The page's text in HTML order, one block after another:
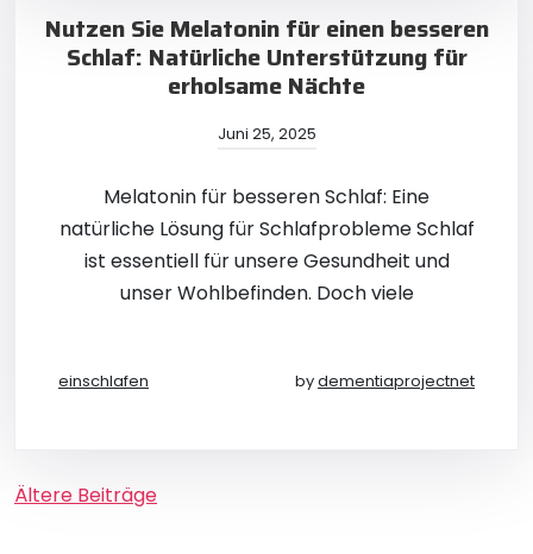
Nutzen Sie Melatonin für einen besseren
Schlaf: Natürliche Unterstützung für
erholsame Nächte
Juni 25, 2025
Melatonin für besseren Schlaf: Eine
natürliche Lösung für Schlafprobleme Schlaf
ist essentiell für unsere Gesundheit und
unser Wohlbefinden. Doch viele
einschlafen bydementiaprojectnet
Beitragsnavigation
Ältere Beiträge